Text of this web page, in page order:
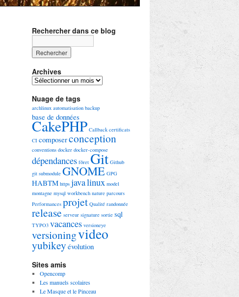
Rechercher dans ce blog
Archives
Archives
Nuage de tags
archlinux automatisation backup
base de données
CakePHP Callback certificats
CI composerconception
conventions docker docker-compose
dépendances fôret Git Github
git submodule GNOME GPG
HABTM https javalinux model
montagne mysql workbench nature parcours
Performances projet Qualité randonnée
release serveur signature sortie sql
TYPO3 vacances versioneye
versioningvideo
yubikey évolution
Sites amis
Opencomp
Les manuels scolaires
Le Masque et le Pinceau